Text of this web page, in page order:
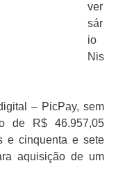
ver
sár
io
Nis
– PicPay, sem
de R$ 46.957,05
e cinquenta e sete
aquisição de um